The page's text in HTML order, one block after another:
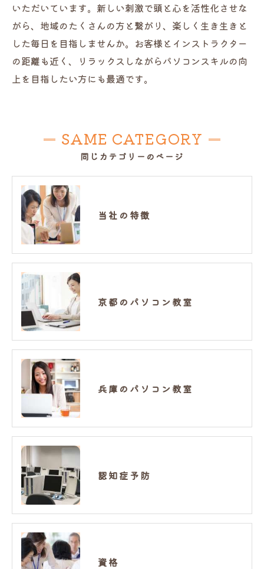
いただいています。新しい刺激で頭と心を活性化させな
がら、地域のたくさんの方と繋がり、楽しく生き生きと
した毎日を目指しませんか。お客様とインストラクター
の距離も近く、リラックスしながらパソコンスキルの向
上を目指したい方にも最適です。
同じカテゴリーのページ
SAME CATEGORY
当社の特徴
京都のパソコン教室
兵庫のパソコン教室
認知症予防
資格